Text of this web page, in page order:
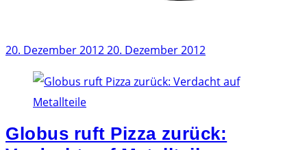
20. Dezember 201220. Dezember 2012
Globus ruft Pizza zurück: